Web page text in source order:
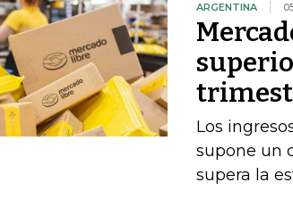
ARGENTINA
Los
supone un
supera la